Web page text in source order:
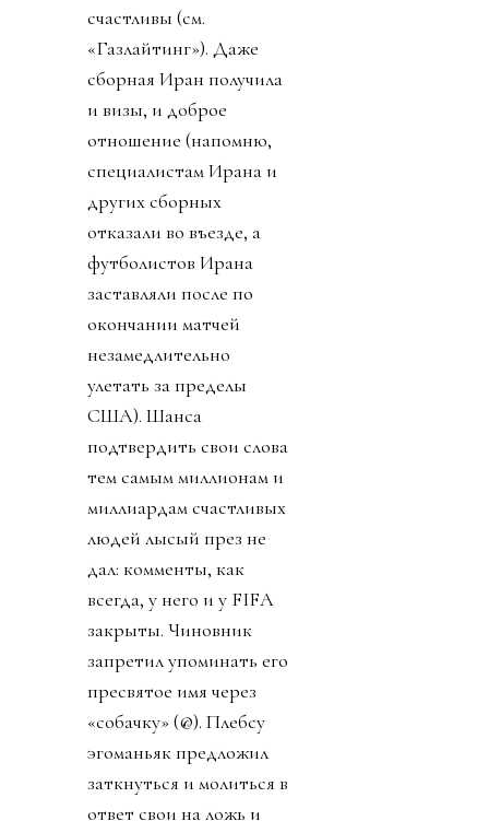
счастливы (см.
«Газлайтинг»). Даже
сборная Иран получила
и визы, и доброе
отношение (напомню,
специалистам Ирана и
других сборных
отказали во въезде, а
футболистов Ирана
заставляли после по
окончании матчей
незамедлительно
улетать за пределы
США). Шанса
подтвердить свои слова
тем самым миллионам и
миллиардам счастливых
людей лысый през не
дал: комменты, как
всегда, у него и у FIFA
закрыты. Чиновник
запретил упоминать его
пресвятое имя через
«собачку» (@). Плебсу
эгоманьяк предложил
заткнуться и молиться в
ответ свои на ложь и